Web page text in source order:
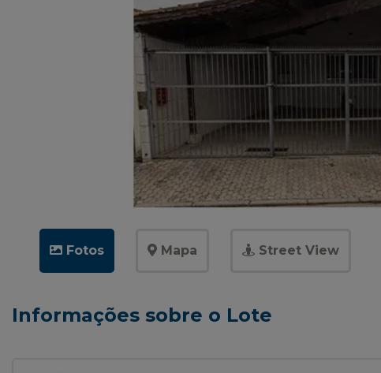
Fotos Mapa Street View
Informações sobre o Lote